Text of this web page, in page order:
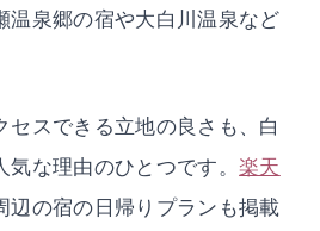
温泉郷の宿や大白川温泉など
スできる立地の良さも、白
な理由のひとつです。 楽天
辺の宿の日帰りプランも掲載